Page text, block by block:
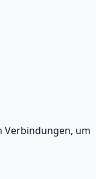
Verbindungen, um